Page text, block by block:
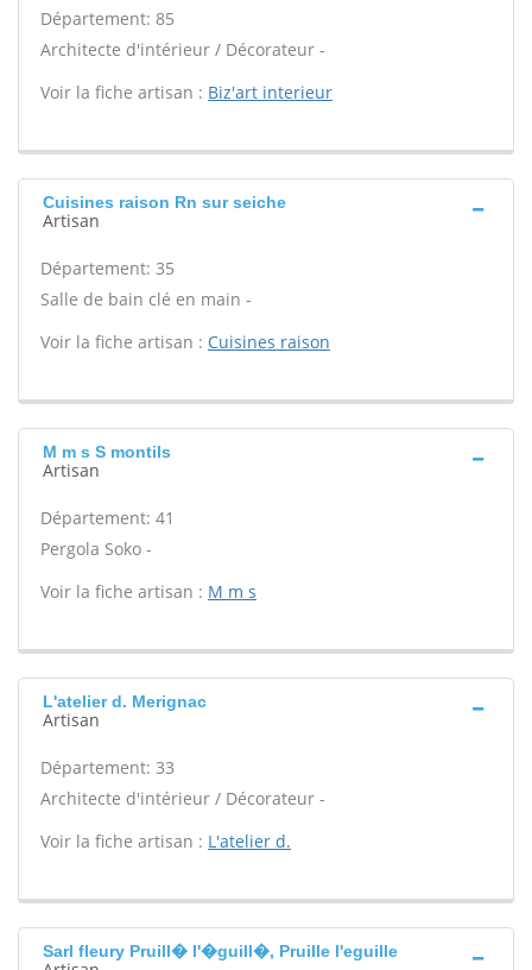
Département: 85
Architecte d'intérieur / Décorateur -
Voir la fiche artisan : Biz'art interieur
Cuisines raison Rn sur seiche
Artisan
Département: 35
Salle de bain clé en main -
Voir la fiche artisan : Cuisines raison
M m s S montils
Artisan
Département: 41
Pergola Soko -
Voir la fiche artisan : M m s
L'atelier d. Merignac
Artisan
Département: 33
Architecte d'intérieur / Décorateur -
Voir la fiche artisan : L'atelier d.
Sarl fleury Pruill� l'�guill�, Pruille l'eguille